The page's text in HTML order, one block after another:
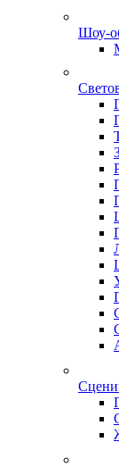
Шоу-